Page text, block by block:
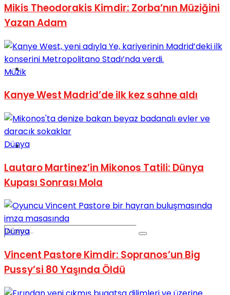
Spor
Podcast
Mikis Theodorakis Kimdir: Zorba’nın Müziğini
Yazan Adam
Müzik
Kanye West Madrid’de ilk kez sahne aldı
Dünya
Lautaro Martinez’in Mikonos Tatili: Dünya
Kupası Sonrası Mola
Dünya
Vincent Pastore Kimdir: Sopranos’un Big
Pussy’si 80 Yaşında Öldü